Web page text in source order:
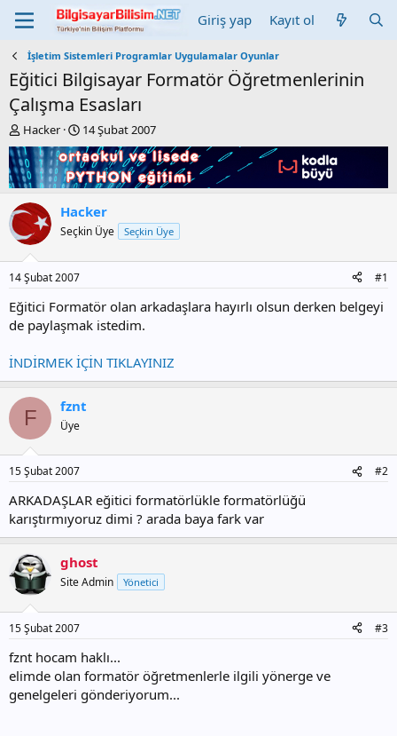
Giriş yap Kayıt ol
İşletim Sistemleri Programlar Uygulamalar Oyunlar
Eğitici Bilgisayar Formatör Öğretmenlerinin
Çalışma Esasları
K
o
n
b
u
y
b
a
ş
l
a
t
Hacker
B
a
ş
l
a
n
g
ı
a
r
i
14 Şubat 2007
Hacker
Seçkin Üye Seçkin Üye
14 Şubat 2007 #1
Eğitici Formatör olan arkadaşlara hayırlı olsun derken belgeyi
de paylaşmak istedim.
İNDİRMEK İÇİN TIKLAYINIZ
F fznt
Üye
15 Şubat 2007 #2
ARKADAŞLAR eğitici formatörlükle formatörlüğü
karıştırmıyoruz dimi ? arada baya fark var
ghost
Site Admin Yönetici
15 Şubat 2007 #3
fznt hocam haklı...
elimde olan formatör öğretmenlerle ilgili yönerge ve
genelgeleri gönderiyorum...